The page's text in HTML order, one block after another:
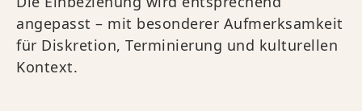
angepasst – mit besonderer Aufmerksamkeit
für Diskretion, Terminierung und kulturellen
Kontext.